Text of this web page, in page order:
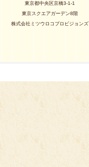
東京都中央区京橋3-1-1
東京スクエアガーデン8階
株式会社ミツウロコプロビジョンズ